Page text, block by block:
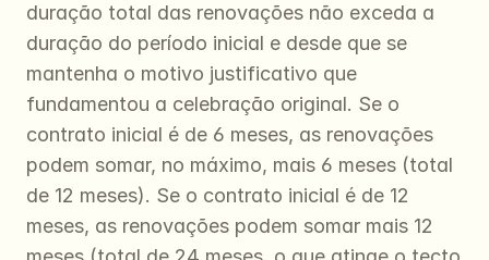
duração total das renovações não exceda a
duração do período inicial e desde que se
mantenha o motivo justificativo que
fundamentou a celebração original. Se o
contrato inicial é de 6 meses, as renovações
podem somar, no máximo, mais 6 meses (total
de 12 meses). Se o contrato inicial é de 12
meses, as renovações podem somar mais 12